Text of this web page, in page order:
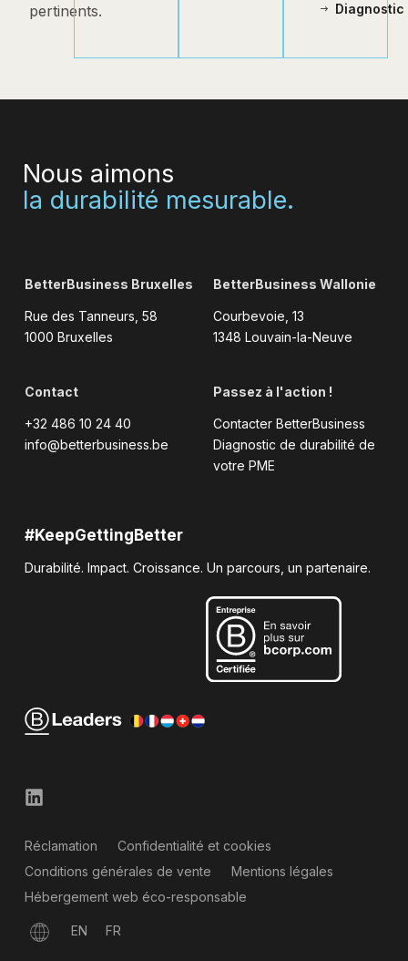
pertinents.
Nous aimons
la durabilité mesurable.
BetterBusiness Bruxelles
Rue des Tanneurs, 58
1000 Bruxelles
BetterBusiness Wallonie
Courbevoie, 13
1348 Louvain-la-Neuve
Contact
+32 486 10 24 40
info@betterbusiness.be
Passez à l'action !
Contacter BetterBusiness
Diagnostic de durabilité de
votre PME
#KeepGettingBetter
Durabilité. Impact. Croissance. Un parcours, un partenaire.
Réclamation
Confidentialité et cookies
Conditions générales de vente
Mentions légales
Hébergement web éco-responsable
EN FR